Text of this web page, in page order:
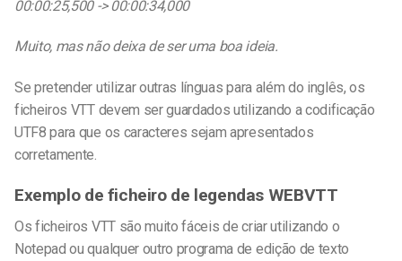
00:00:25,500 -> 00:00:34,000
Muito, mas não deixa de ser uma boa ideia.
Se pretender utilizar outras línguas para além do inglês, os
ficheiros VTT devem ser guardados utilizando a codificação
UTF8 para que os caracteres sejam apresentados
corretamente.
Exemplo de ficheiro de legendas WEBVTT
Os ficheiros VTT são muito fáceis de criar utilizando o
Notepad ou qualquer outro programa de edição de texto